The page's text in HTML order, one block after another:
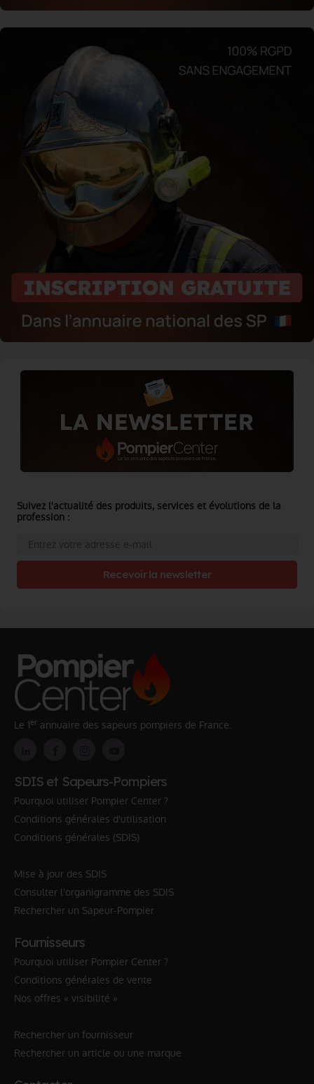
Suivez l'actualité des produits, services et évolutions de la
profession :
Recevoir la newsletter
Le 1er annuaire des sapeurs pompiers de France.
SDIS et Sapeurs-Pompiers
Pourquoi utiliser Pompier Center ?
Conditions générales d'utilisation
Conditions générales (SDIS)
Mise à jour des SDIS
Consulter l'organigramme des SDIS
Rechercher un Sapeur-Pompier
Fournisseurs
Pourquoi utiliser Pompier Center ?
Conditions générales de vente
Nos offres « visibilité »
Rechercher un fournisseur
Rechercher un article ou une marque